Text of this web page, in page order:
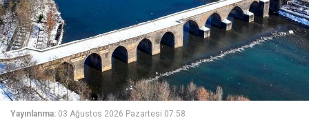
Yayınlanma: 03 Ağustos 2026 Pazartesi 07:58